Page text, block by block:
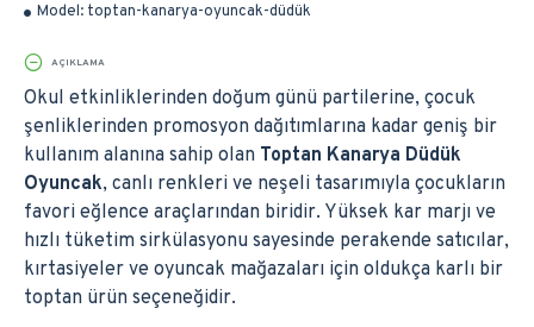
Model: toptan-kanarya-oyuncak-düdük
AÇIKLAMA
Okul etkinliklerinden doğum günü partilerine, çocuk
şenliklerinden promosyon dağıtımlarına kadar geniş bir
kullanım alanına sahip olan Toptan Kanarya Düdük
Oyuncak, canlı renkleri ve neşeli tasarımıyla çocukların
favori eğlence araçlarından biridir. Yüksek kar marjı ve
hızlı tüketim sirkülasyonu sayesinde perakende satıcılar,
kırtasiyeler ve oyuncak mağazaları için oldukça karlı bir
toptan ürün seçeneğidir.